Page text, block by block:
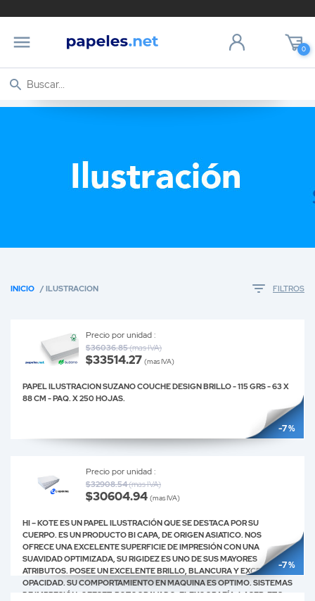
0
INICIO / ILUSTRACION FILTROS
-7 %
Precio por unidad :
$36036.85(mas IVA)
$33514.27 (mas IVA)
PAPEL ILUSTRACION SUZANO COUCHE DESIGN BRILLO - 115 GRS - 63 X
88 CM - PAQ. X 250 HOJAS.
-7 %
Precio por unidad :
$32908.54(mas IVA)
$30604.94 (mas IVA)
HI – KOTE ES UN PAPEL ILUSTRACIÓN QUE SE DESTACA POR SU
CUERPO. ES UN PRODUCTO BI CAPA, DE ORIGEN ASIATICO. NOS
OFRECE UNA EXCELENTE SUPERFICIE DE IMPRESIÓN CON UNA
SUAVIDAD OPTIMIZADA, SU RIGIDEZ ES UNO DE SUS MAYORES
ATRIBUTOS. POSEE UN EXCELENTE BRILLO, BLANCURA Y EXCELENTE
OPACIDAD. SU COMPORTAMIENTO EN MAQUINA ES OPTIMO. SISTEMAS
DE IMPRESIÓN: OFFSET, ROTOGRAVADO, FLEXOGRAFÍA, LASER, ETC.